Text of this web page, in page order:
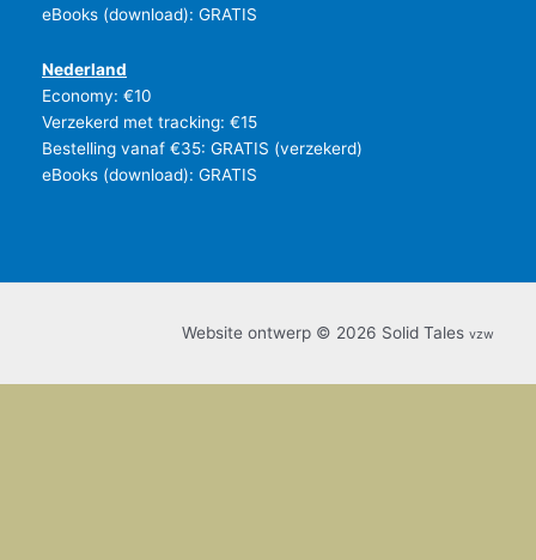
eBooks (download): GRATIS
Nederland
Economy: €10
Verzekerd met tracking: €15
Bestelling vanaf €35: GRATIS (verzekerd)
eBooks (download): GRATIS
Website ontwerp © 2026 Solid Tales vzw